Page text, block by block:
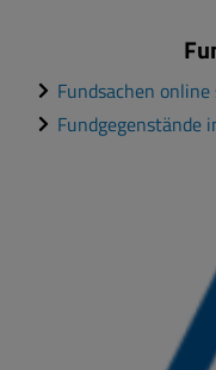
Fundsachen online
Fundgegenstände